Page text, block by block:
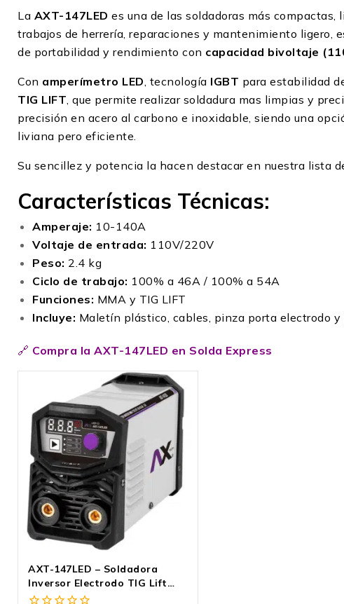
La AXT-147LED es una de las soldadoras más
trabajos de herrería, reparaciones y mantenimiento ligero,
de portabilidad y rendimiento con capacidad bivoltaje
Con amperímetro LED, tecnología IGBT para estabilidad
TIG LIFT, que permite realizar soldadura mas limpias y
precisión en acero al carbono e inoxidable, siendo una
liviana pero eficiente.
Su sencillez y potencia la hacen destacar en nuestra lista
Características Técnicas:
Amperaje: 10-140A
Voltaje de entrada: 110V/220V
Peso: 2.4 kg
Ciclo de trabajo: 100% a 46A / 100% a 54A
Funciones: MMA y TIG LIFT
Incluye: Maletín plástico, cables, pinza porta electrodo
🔗 Compra la AXT-147LED en Solda Express
AXT-147LED – Soldadora
Inversor Electrodo TIG Lift
140A 110/220V